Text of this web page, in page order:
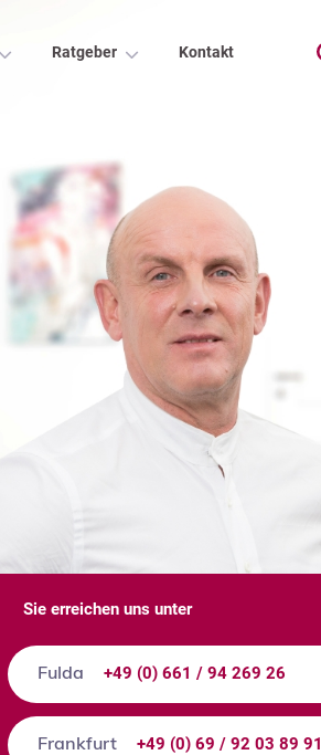
Ratgeber Kontakt
Sie erreichen uns unter
Fulda +49 (0) 661 / 94 269 26
Frankfurt +49 (0) 69 / 92 03 89 91